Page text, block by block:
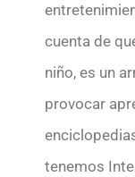
cuenta de
niño, es un
provocar
tenemos